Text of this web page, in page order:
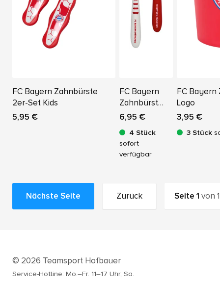
FC Bayern Zahnbürste
2er-Set Kids
5,95 €
FC Bayern
Zahnbürste
2er-Set
6,95 €
4 Stück
sofort
verfügbar
FC
Logo
3,95 €
3 Stück
Nächste Seite Zurück Seite1 von1
© 2026 Teamsport Hofbauer
Service-Hotline: Mo.–Fr. 11–17 Uhr, Sa.